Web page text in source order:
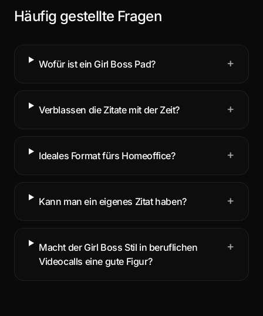
Häufig gestellte Fragen
Wofür ist ein Girl Boss Pad? +
Verblassen die Zitate mit der Zeit? +
Ideales Format fürs Homeoffice? +
Kann man ein eigenes Zitat haben? +
Macht der Girl Boss Stil in beruflichen
Videocalls eine gute Figur?
+